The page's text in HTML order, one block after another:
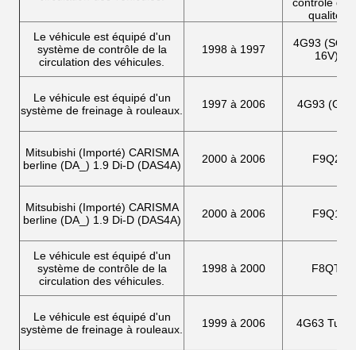
qualité.
Le véhicule est équipé d'un
système de contrôle de la
circulation des véhicules.
1998 à 1997
4G93
16V)
Le véhicule est équipé d'un
système de freinage à rouleaux.
1997 à 2006 4G93 (GDI)
Mitsubishi (Importé) CARISMA
berline (DA_) 1.9 Di-D (DAS4A)
2000 à 2006 F9Q2
Mitsubishi (Importé) CARISMA
berline (DA_) 1.9 Di-D (DAS4A)
2000 à 2006 F9Q1
Le véhicule est équipé d'un
système de contrôle de la
circulation des véhicules.
1998 à 2000 F8QT
Le véhicule est équipé d'un
système de freinage à rouleaux.
1999 à 2006 4G63 Turbo